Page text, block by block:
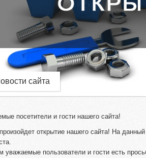
сайта
посетители и гости нашего сайта!
открытие нашего сайта! На
уважаемые пользователи и гости есть